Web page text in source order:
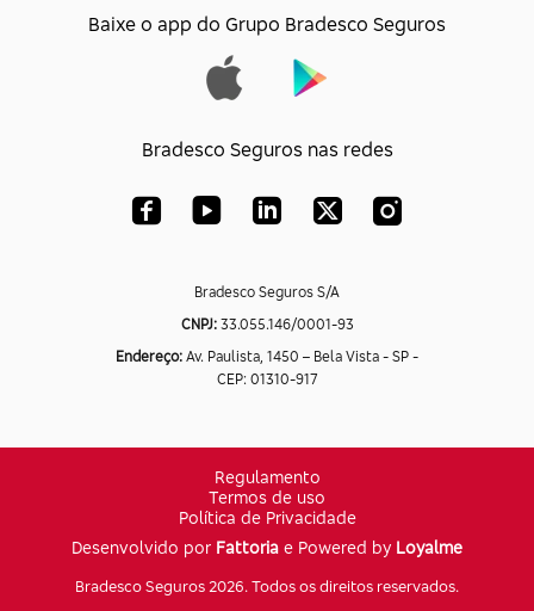
Baixe o app do Grupo Bradesco Seguros
Bradesco Seguros nas redes
Bradesco Seguros S/A
CNPJ:33.055.146/0001-93
Endereço: Av. Paulista, 1450 – Bela Vista - SP -
CEP: 01310-917
Bradesco Seguros 2026. Todos os direitos reservados.
Regulamento
Termos de uso
Política de Privacidade
Desenvolvido por Fattoria e Powered by Loyalme